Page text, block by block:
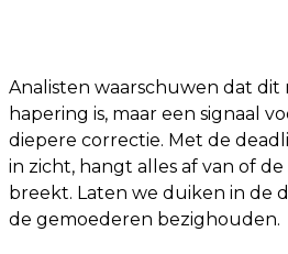
Analisten waarschuwen dat dit
hapering is, maar een signaal
diepere correctie. Met de
in zicht, hangt alles af van of
breekt. Laten we duiken in de
de gemoederen bezighouden.